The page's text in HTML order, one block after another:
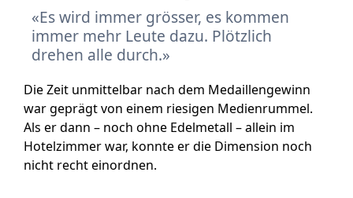
Es wird immer grösser, es kommen
immer mehr Leute dazu. Plötzlich
drehen alle durch.
Die Zeit unmittelbar nach dem Medaillengewinn
war geprägt von einem riesigen Medienrummel.
Als er dann – noch ohne Edelmetall – allein im
Hotelzimmer war, konnte er die Dimension noch
nicht recht einordnen.